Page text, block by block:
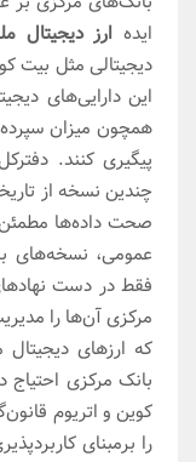
ایده ارز دیجیتال
دیجیتالی مثل بیت
این دارایی‌های
همچون میزان سپرده
پیگیری کنند.
چندین نسخه از
صحت داده‌ها
عمومی، نسخه‌های
فقط در دست
مرکزی آن‌ها را
که ارزهای
بانک مرکزی احتیاج
کوین و اتریوم
را برمبنای